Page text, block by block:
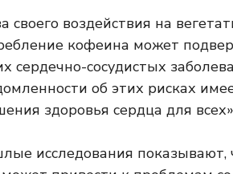
своего воздействия на
кофеина может
сердечно-сосудистых
об этих рисках
здоровья сердца для
исследования показывают,